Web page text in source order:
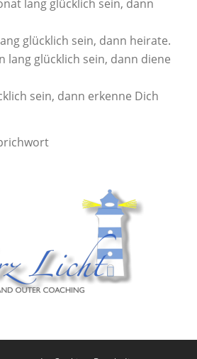
lang glücklich sein, dann
glücklich sein, dann heirate.
lang glücklich sein, dann diene
sein, dann erkenne Dich